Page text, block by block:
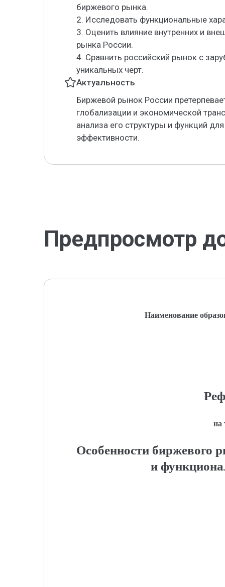
биржевого рынка.
2. Исследовать функциональные
3. Оценить влияние внутренних и
рынка России.
4. Сравнить российский рынок с
уникальных черт.
Актуальность
Биржевой рынок России
глобализации и экономической
анализа его структуры и функций
эффективности.
Предпросмотр
Наименование
на
Особенности биржевого
и